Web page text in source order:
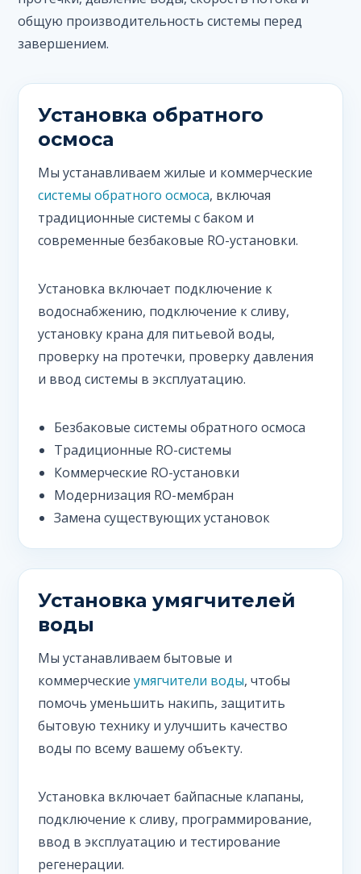
общую производительность системы перед
завершением.
Установка обратного
осмоса
Мы устанавливаем жилые и коммерческие
системы обратного осмоса, включая
традиционные системы с баком и
современные безбаковые RO-установки.
Установка включает подключение к
водоснабжению, подключение к сливу,
установку крана для питьевой воды,
проверку на протечки, проверку давления
и ввод системы в эксплуатацию.
Безбаковые системы обратного осмоса
Традиционные RO-системы
Коммерческие RO-установки
Модернизация RO-мембран
Замена существующих установок
Установка умягчителей
воды
Мы устанавливаем бытовые и
коммерческие умягчители воды, чтобы
помочь уменьшить накипь, защитить
бытовую технику и улучшить качество
воды по всему вашему объекту.
Установка включает байпасные клапаны,
подключение к сливу, программирование,
ввод в эксплуатацию и тестирование
регенерации.